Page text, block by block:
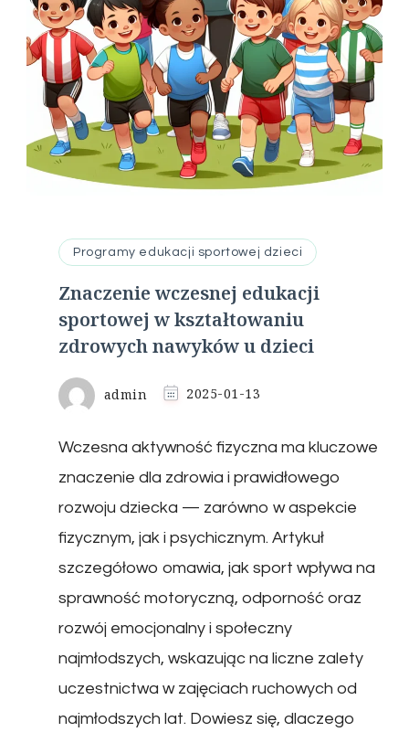
Programy edukacji sportowej dzieci
Znaczenie wczesnej edukacji
sportowej w kształtowaniu
zdrowych nawyków u dzieci
admin 2025-01-13
Wczesna aktywność fizyczna ma kluczowe
znaczenie dla zdrowia i prawidłowego
rozwoju dziecka — zarówno w aspekcie
fizycznym, jak i psychicznym. Artykuł
szczegółowo omawia, jak sport wpływa na
sprawność motoryczną, odporność oraz
rozwój emocjonalny i społeczny
najmłodszych, wskazując na liczne zalety
uczestnictwa w zajęciach ruchowych od
najmłodszych lat. Dowiesz się, dlaczego